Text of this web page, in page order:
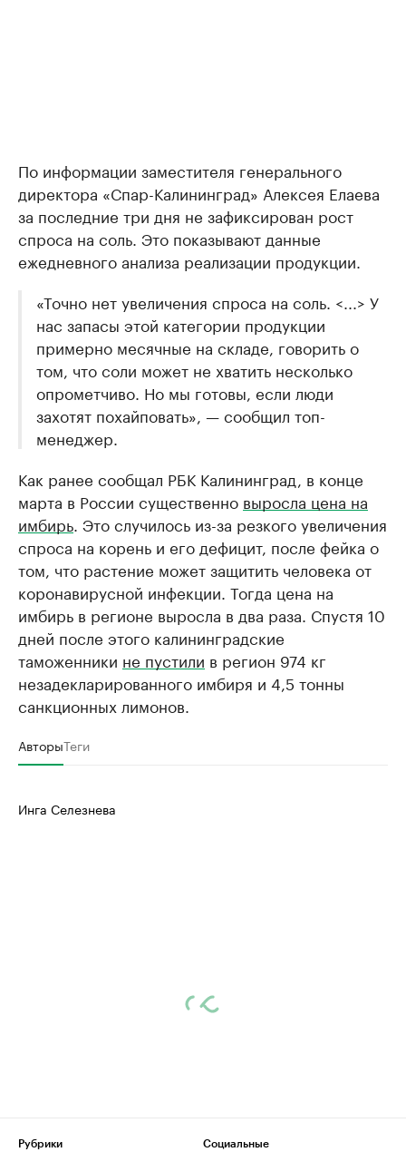
По информации заместителя генерального
директора «Спар-Калининград» Алексея Елаева
за последние три дня не зафиксирован рост
спроса на соль. Это показывают данные
ежедневного анализа реализации продукции.
«Точно нет увеличения спроса на соль. <...> У
нас запасы этой категории продукции
примерно месячные на складе, говорить о
том, что соли может не хватить несколько
опрометчиво. Но мы готовы, если люди
захотят похайповать», — сообщил топ-
менеджер.
Как ранее сообщал РБК Калининград, в конце
марта в России существенно выросла цена на
имбирь . Это случилось из-за резкого увеличения
спроса на корень и его дефицит, после фейка о
том, что растение может защитить человека от
коронавирусной инфекции. Тогда цена на
имбирь в регионе выросла в два раза. Спустя 10
дней после этого калининградские
таможенники не пустили в регион 974 кг
незадекларированного имбиря и 4,5 тонны
санкционных лимонов.
АвторыТеги
Инга Селезнева
Рубрики
Социальные